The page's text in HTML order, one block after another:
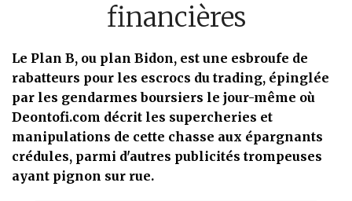
Banque
financières
Le Plan B, ou plan Bidon, est une esbroufe de
rabatteurs pour les escrocs du trading, épinglée
par les gendarmes boursiers le jour-même où
Deontofi.com décrit les supercheries et
manipulations de cette chasse aux épargnants
crédules, parmi d'autres publicités trompeuses
ayant pignon sur rue.